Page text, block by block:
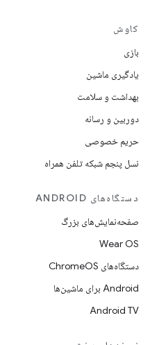
کاوش
بازی
یادگیری ماشین
بهداشت و سلامت
دوربین و رسانه
حریم خصوصی
نسل پنجم شبکه تلفن همراه
دستگاه‌های ANDROID
صفحه‌نمایش‌های بزرگ
Wear OS
دستگاه‌های ChromeOS
Android برای ماشین‌ها
Android TV